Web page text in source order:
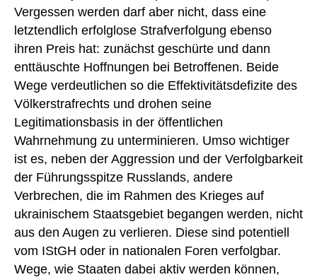
Vergessen werden darf aber nicht, dass eine
letztendlich erfolglose Strafverfolgung ebenso
ihren Preis hat: zunächst geschürte und dann
enttäuschte Hoffnungen bei Betroffenen. Beide
Wege verdeutlichen so die Effektivitätsdefizite des
Völkerstrafrechts und drohen seine
Legitimationsbasis in der öffentlichen
Wahrnehmung zu unterminieren. Umso wichtiger
ist es, neben der Aggression und der Verfolgbarkeit
der Führungsspitze Russlands, andere
Verbrechen, die im Rahmen des Krieges auf
ukrainischem Staatsgebiet begangen werden, nicht
aus den Augen zu verlieren. Diese sind potentiell
vom IStGH oder in nationalen Foren verfolgbar.
Wege, wie Staaten dabei aktiv werden können,